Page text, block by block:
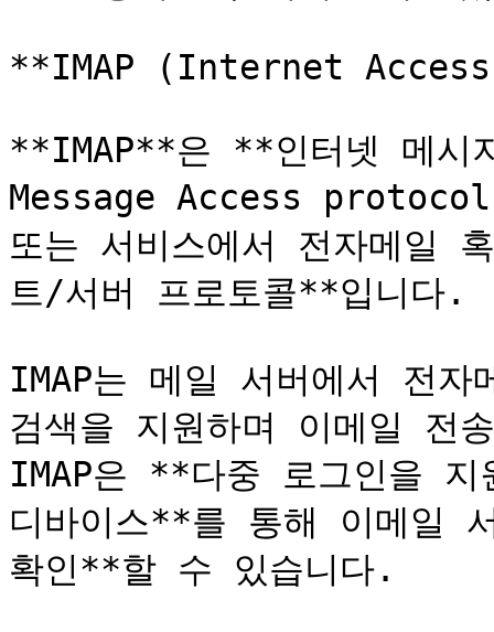
**IMAP (Internet
**IMAP**은 **인터넷 메
Message Access
또는 서비스에서 전자메일
트/서버 프로토콜**입니다.
IMAP는 메일 서버에서 전
검색을 지원하며 이메일 전
IMAP은 **다중 로그인을
디바이스**를 통해 이메일
확인**할 수 있습니다.